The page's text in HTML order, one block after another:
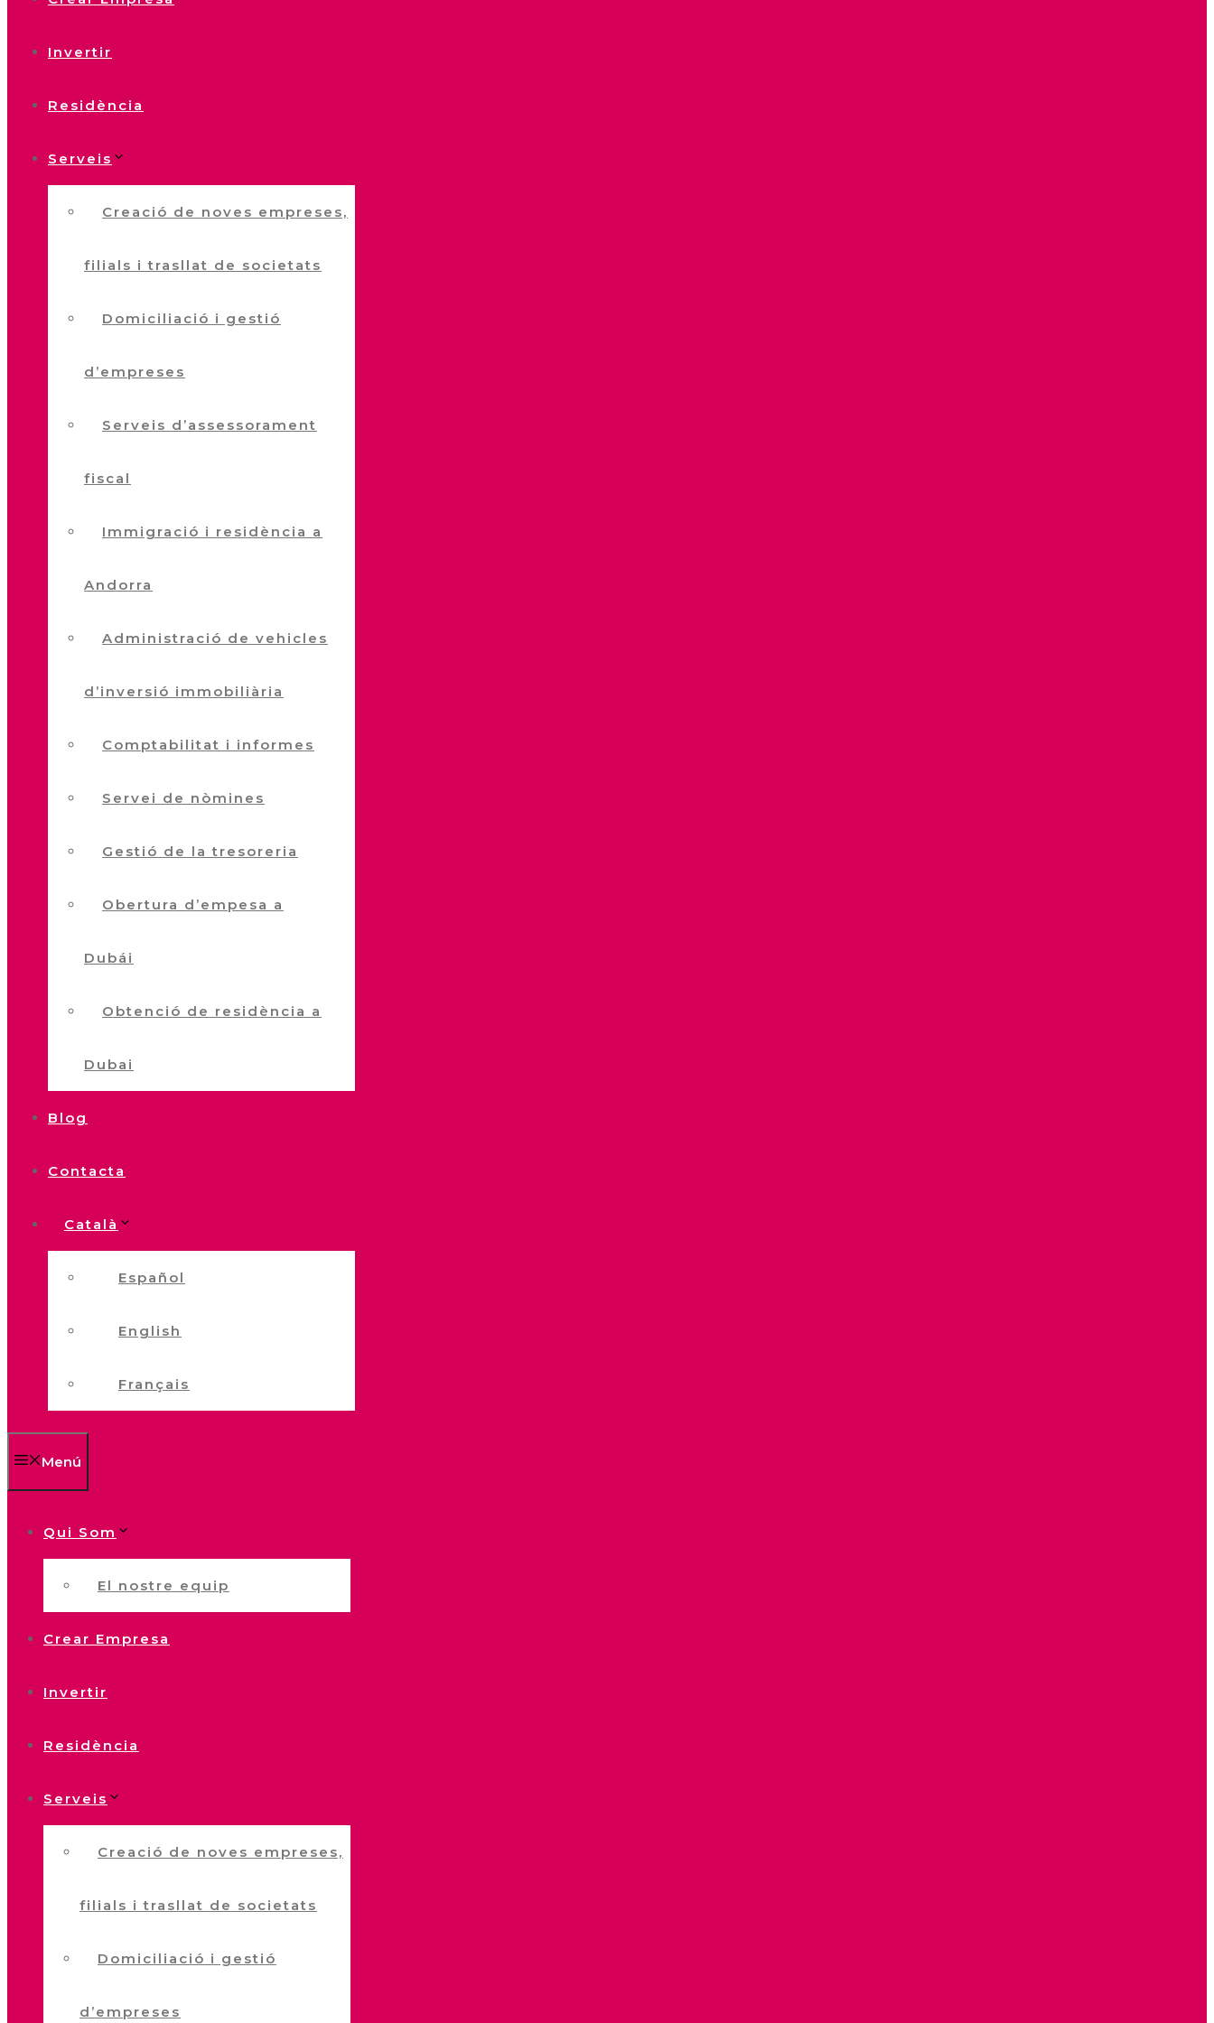
Invertir
Residència
Serveis
Creació de noves empreses,
filials i trasllat de societats
Domiciliació i gestió
d’empreses
Serveis d’assessorament
fiscal
Immigració i residència a
Andorra
Administració de vehicles
d’inversió immobiliària
Comptabilitat i informes
Servei de nòmines
Gestió de la tresoreria
Obertura d’empesa a
Dubái
Obtenció de residència a
Dubai
Blog
Contacta
Català
Español
English
Français
Menú
Qui Som
El nostre equip
Crear Empresa
Invertir
Residència
Serveis
Creació de noves empreses,
filials i trasllat de societats
Domiciliació i gestió
d’empreses